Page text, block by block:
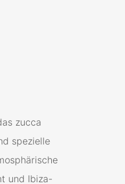
zucca
spezielle
und Ibiza-